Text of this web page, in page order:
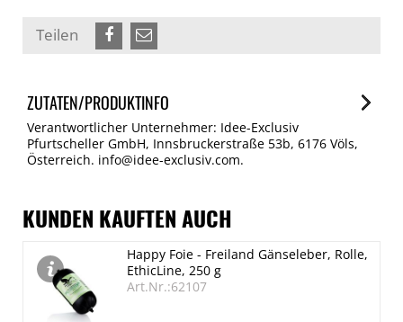
Teilen
ZUTATEN/PRODUKTINFO
Verantwortlicher Unternehmer: Idee-Exclusiv
Pfurtscheller GmbH, Innsbruckerstraße 53b, 6176 Völs,
Österreich. info@idee-exclusiv.com.
KUNDEN KAUFTEN AUCH
Happy Foie - Freiland Gänseleber, Rolle,
EthicLine, 250 g
Art.Nr.:62107